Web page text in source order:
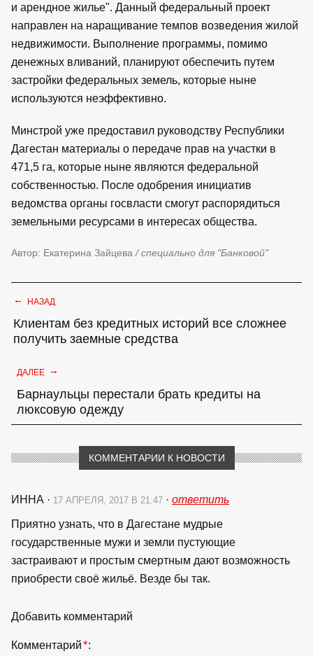
и арендное жилье". Данный федеральный проект
направлен на наращивание темпов возведения жилой
недвижимости. Выполнение программы, помимо
денежных вливаний, планируют обеспечить путем
застройки федеральных земель, которые ныне
используются неэффективно.
Минстрой уже предоставил руководству Республики
Дагестан материалы о передаче прав на участки в
471,5 га, которые ныне являются федеральной
собственностью. После одобрения инициатив
ведомства органы госвласти смогут распорядиться
земельными ресурсами в интересах общества.
Автор: Екатерина Зайцева / специально для "Банковой"
← НАЗАД
Клиентам без кредитных историй все сложнее
получить заемные средства
ДАЛЕЕ →
Барнаульцы перестали брать кредиты на
люксовую одежду
КОММЕНТАРИИ К НОВОСТИ
ИННА · 17 АПРЕЛЯ, 2017 В 21:47 · ответить
Приятно узнать, что в Дагестане мудрые
государственные мужи и земли пустующие
застраивают и простым смертным дают возможность
приобрести своё жильё. Везде бы так.
Добавить комментарий
Комментарий*: